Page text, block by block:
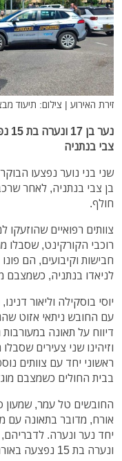
זירת האירוע | צילום: תיעוד
צבי בנתניה
שני בני נוער נפצעו
בן צבי בנתניה, לאחר
חולף.
צוותים רפואיים שהוזעקו
רוכבי הקורקינט, שסבלו
חבישות וקיבועים, הם
לניאדו בנתניה, כשמצבם
יוסי בוסקילה וליאור
עם החובש ניתאי אזוט
דיווח על תאונה
וזיהינו שני צעירים
ראשוני יחד עם צוותים
בבית החולים כשמצבם
החובשים טל עמר, שמעון
אורח, מדובר בתאונה עם
ונערה בת 15 נפצעה באורח בינוני.